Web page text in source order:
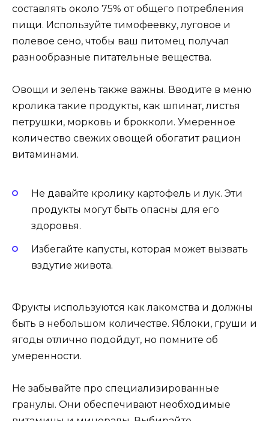
составлять около 75% от общего потребления
пищи. Используйте тимофеевку, луговое и
полевое сено, чтобы ваш питомец получал
разнообразные питательные вещества.
Овощи и зелень также важны. Вводите в меню
кролика такие продукты, как шпинат, листья
петрушки, морковь и брокколи. Умеренное
количество свежих овощей обогатит рацион
витаминами.
Не давайте кролику картофель и лук. Эти
продукты могут быть опасны для его
здоровья.
Избегайте капусты, которая может вызвать
вздутие живота.
Фрукты используются как лакомства и должны
быть в небольшом количестве. Яблоки, груши и
ягоды отлично подойдут, но помните об
умеренности.
Не забывайте про специализированные
гранулы. Они обеспечивают необходимые